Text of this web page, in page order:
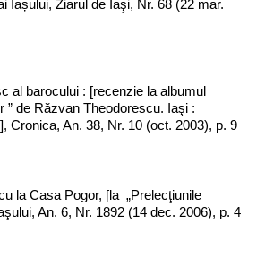
Iașului, Ziarul de Iaşi, Nr. 68 (22 mar.
al barocului : [recenzie la albumul
” de Răzvan Theodorescu. Iaşi :
Cronica, An. 38, Nr. 10 (oct. 2003), p. 9
la Casa Pogor, [la „Prelecţiunile
An. 6, Nr. 1892 (14 dec. 2006), p. 4